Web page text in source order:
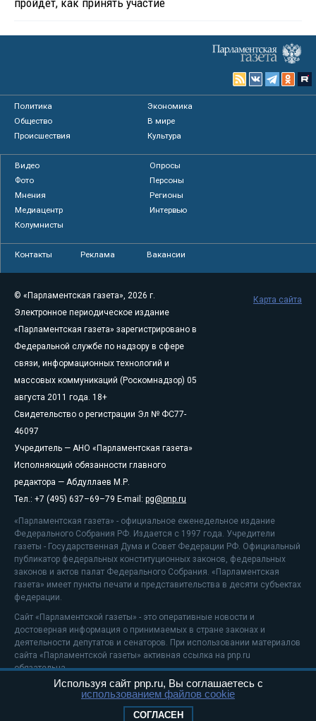
пройдет, как принять участие
Политика
Экономика
Общество
В мире
Происшествия
Культура
Видео
Опросы
Фото
Персоны
Мнения
Регионы
Медиацентр
Интервью
Колумнисты
Контакты Реклама Вакансии
© «Парламентская газета», 2026 г.
Электронное периодическое издание
«Парламентская газета» зарегистрировано в
Федеральной службе по надзору в сфере
связи, информационных технологий и
массовых коммуникаций (Роскомнадзор) 05
августа 2011 года. 18+
Свидетельство о регистрации Эл № ФС77-
46097
Учредитель — АНО «Парламентская газета»
Исполняющий обязанности главного
редактора — Абдуллаев М.Р.
Тел.: +7 (495) 637–69–79 E-mail: pg@pnp.ru
«Парламентская газета» - официальное еженедельное издание
Федерального Собрания РФ. Издается с 1997 года. Учредители
газеты - Государственная Дума и Совет Федерации РФ. Официальный
публикатор федеральных конституционных законов, федеральных
законов и актов палат Федерального Собрания. «Парламентская
газета» имеет пункты печати и представительства в десяти субъектах
федерации.
Сайт «Парламентской газеты» - это оперативные новости и
достоверная информация о принимаемых в стране законах и
деятельности депутатов и сенаторов. При использовании материалов
сайта «Парламентской газеты» активная ссылка на pnp.ru
обязательна.
На информационном ресурсе применяютсярекомендательные
Положение о защите персональных данных
Карта сайта
Используя сайт pnp.ru, Вы соглашаетесь с
использованием файлов cookie
СОГЛАСЕН